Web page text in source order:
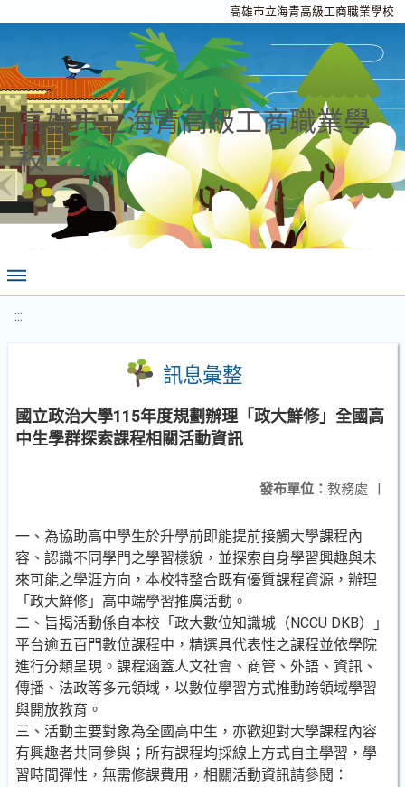
高雄市立海青高級工商職業學校
高雄市立海青高級工商職業學
校
:::
訊息彙整
國立政治大學115年度規劃辦理「政大鮮修」全國高
中生學群探索課程相關活動資訊
發布單位： 教務處 |
一、為協助高中學生於升學前即能提前接觸大學課程內
容、認識不同學門之學習樣貌，並探索自身學習興趣與未
來可能之學涯方向，本校特整合既有優質課程資源，辦理
「政大鮮修」高中端學習推廣活動。
二、旨揭活動係自本校「政大數位知識城（NCCU DKB）」
平台逾五百門數位課程中，精選具代表性之課程並依學院
進行分類呈現。課程涵蓋人文社會、商管、外語、資訊、
傳播、法政等多元領域，以數位學習方式推動跨領域學習
與開放教育。
三、活動主要對象為全國高中生，亦歡迎對大學課程內容
有興趣者共同參與；所有課程均採線上方式自主學習，學
習時間彈性，無需修課費用，相關活動資訊請參閱：